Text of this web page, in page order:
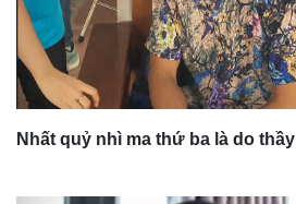
Nhất quỷ nhì ma thứ ba là do thầy